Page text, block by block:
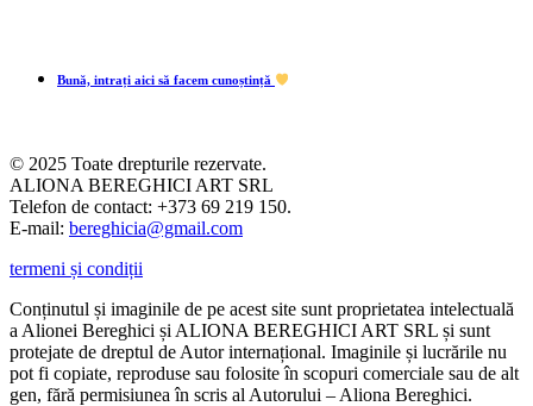
Bună, intrați aici să facem cunoștință
© 2025 Toate drepturile rezervate.
ALIONA BEREGHICI ART SRL
Telefon de contact: +373 69 219 150.
E-mail: bereghicia@gmail.com
termeni și condiții
Conținutul și imaginile de pe acest site sunt proprietatea intelectuală
a Alionei Bereghici și ALIONA BEREGHICI ART SRL și sunt
protejate de dreptul de Autor internațional. Imaginile și lucrările nu
pot fi copiate, reproduse sau folosite în scopuri comerciale sau de alt
gen, fără permisiunea în scris al Autorului – Aliona Bereghici.